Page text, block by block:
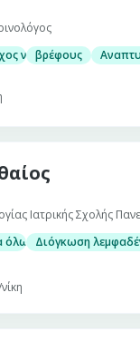
νεογνού
βρέφους
Ιατρικής Σχολής
όλων τωνΔιόγκωση